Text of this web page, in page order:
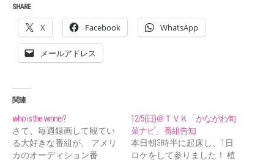
SHARE
X Facebook WhatsApp
メールアドレス
関連
who is the winner?
さて、毎週録画して観てい
る大好きな番組が、 アメリ
カのオーディション番
12/5(日)＠ＴＶＫ「かながわ旬
菜ナビ」 番組告知
本日朝3時半に起床し、1日
ロケをして参りました！ 植